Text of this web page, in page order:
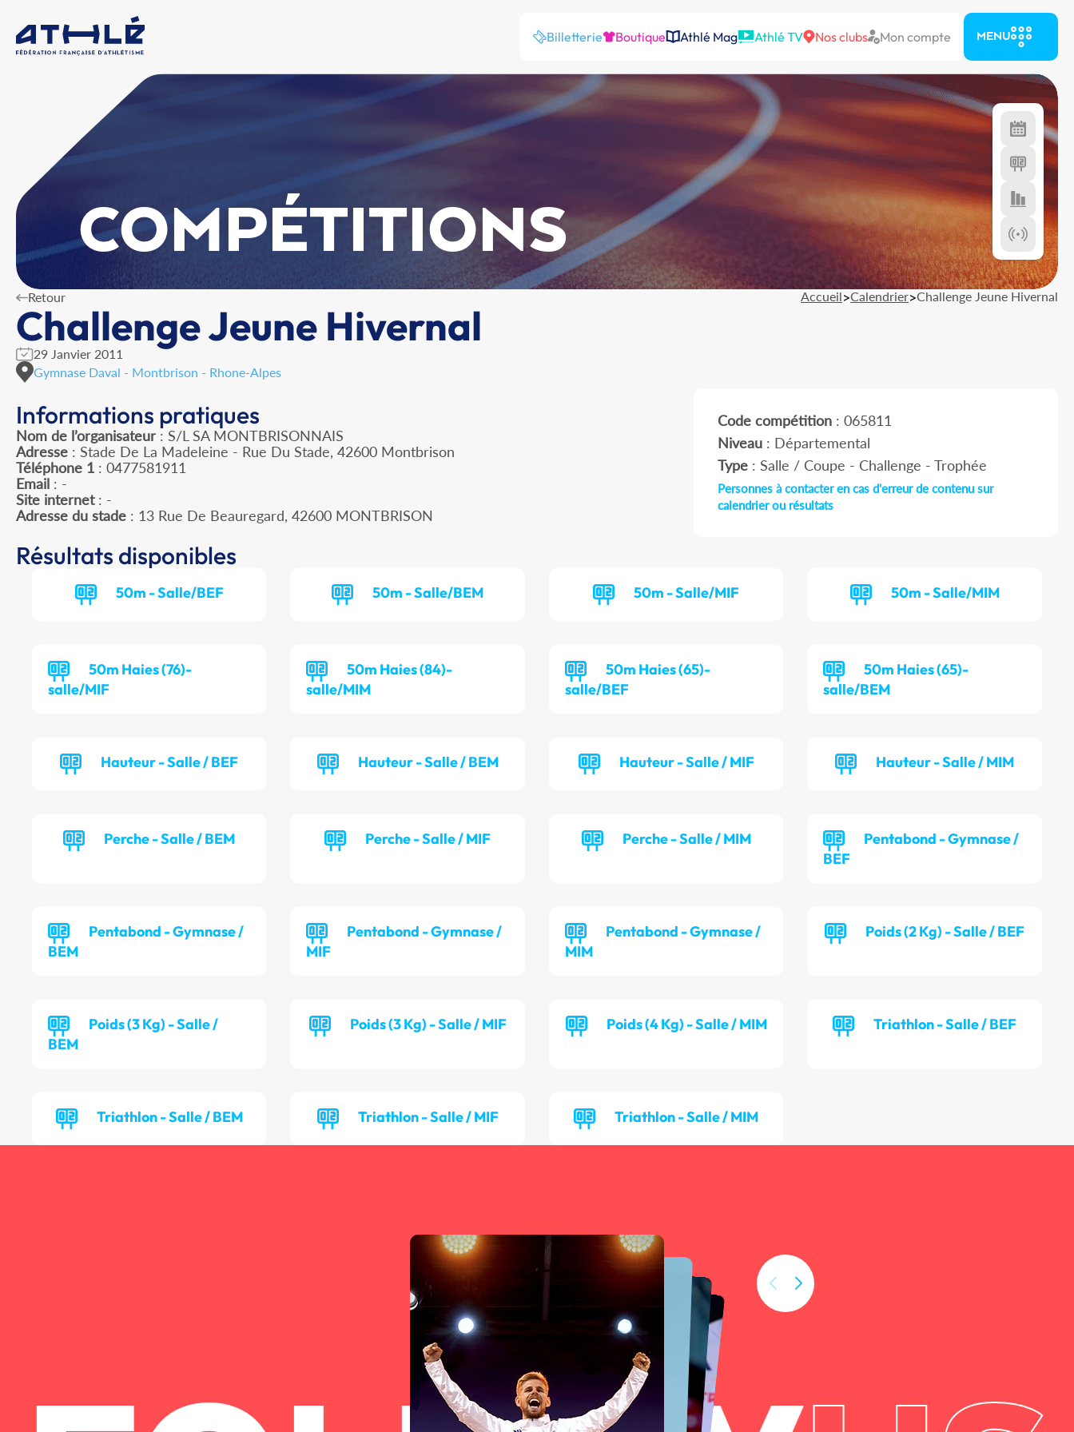
Billetterie Boutique Athlé Mag Athlé TV Nos clubs Mon compte MENU
COMPÉTITIONS
Retour Accueil>Calendrier>Challenge Jeune Hivernal
Challenge Jeune Hivernal
29 Janvier 2011
Gymnase Daval - Montbrison - Rhone-Alpes
Informations pratiques
Nom de l’organisateur : S/L SA MONTBRISONNAIS
Adresse : Stade De La Madeleine - Rue Du Stade, 42600 Montbrison
Téléphone 1 : 0477581911
Email : -
Site internet: -
Adresse du stade : 13 Rue De Beauregard, 42600 MONTBRISON
Code compétition: 065811
Niveau: Départemental
Type: Salle / Coupe - Challenge - Trophée
Personnes à contacter en cas d'erreur de contenu sur
calendrier ou résultats
Résultats disponibles
50m - Salle/BEF 50m - Salle/BEM 50m - Salle/MIF 50m - Salle/MIM
50m Haies (76)-
salle/MIF
50m Haies (84)-
salle/MIM
50m Haies (65)-
salle/BEF
50m Haies (65)-
salle/BEM
Hauteur - Salle / BEF Hauteur - Salle / BEM Hauteur - Salle / MIF Hauteur - Salle / MIM
Perche - Salle / BEM Perche - Salle / MIF Perche - Salle / MIM
Pentabond - Gymnase /
BEF
Pentabond - Gymnase /
BEM
Pentabond - Gymnase /
MIF
Pentabond - Gymnase /
MIM
Poids (2 Kg) - Salle / BEF
Poids (3 Kg) - Salle /
BEM
Poids (3 Kg) - Salle / MIF Poids (4 Kg) - Salle / MIM Triathlon - Salle / BEF
Triathlon - Salle / BEM Triathlon - Salle / MIF Triathlon - Salle / MIM